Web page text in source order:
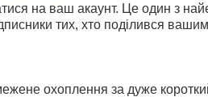
на ваш акаунт. Це один з
тих, хто поділився
охоплення за дуже